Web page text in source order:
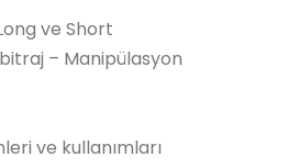
ve Short
– Manipülasyon
ve kullanımları